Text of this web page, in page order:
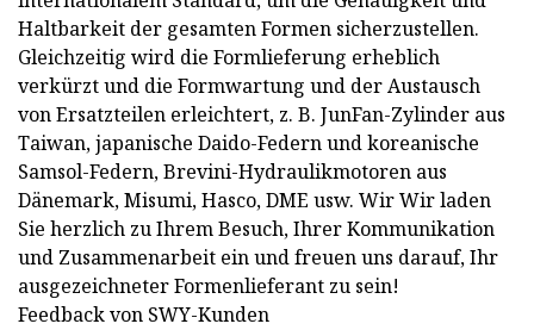
Haltbarkeit der gesamten Formen sicherzustellen.
Gleichzeitig wird die Formlieferung erheblich
verkürzt und die Formwartung und der Austausch
von Ersatzteilen erleichtert, z. B. JunFan-Zylinder aus
Taiwan, japanische Daido-Federn und koreanische
Samsol-Federn, Brevini-Hydraulikmotoren aus
Dänemark, Misumi, Hasco, DME usw. Wir Wir laden
Sie herzlich zu Ihrem Besuch, Ihrer Kommunikation
und Zusammenarbeit ein und freuen uns darauf, Ihr
ausgezeichneter Formenlieferant zu sein!
Feedback von SWY-Kunden